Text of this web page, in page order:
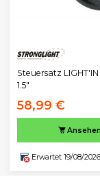
Steuersatz LIGHT'IN
1.5"
58,99 €
Ansehen
Erwartet 19/08/2026